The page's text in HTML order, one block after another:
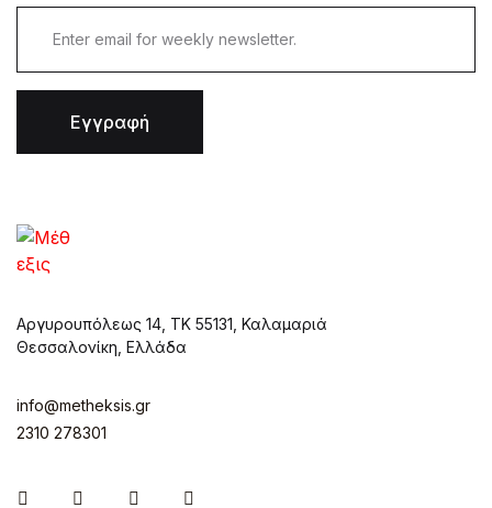
Εγγραφή
Αργυρουπόλεως 14, ΤΚ 55131, Καλαμαριά
Θεσσαλονίκη, Ελλάδα
info@metheksis.gr
2310 278301
InstagramFacebookTwitter